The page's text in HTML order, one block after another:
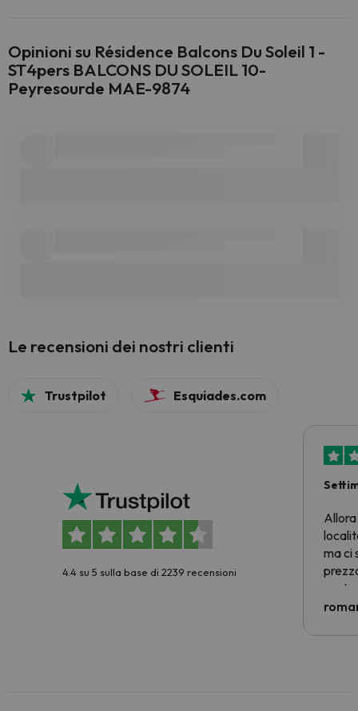
Opinioni su Résidence Balcons Du Soleil 1 -
ST4pers BALCONS DU SOLEIL 10-
Peyresourde MAE-9874
Le recensioni dei nostri clienti
Trustpilot Esquiades.com
4.4 su 5 sulla base di 2239 recensioni
Allora
ma ci